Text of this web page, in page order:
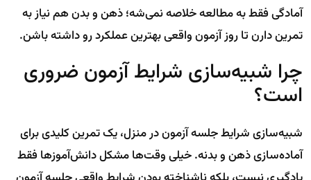
آمادگی فقط به مطالعه خلاصه نمی‌شه؛ ذهن و بدن هم نیاز به
تمرین دارن تا روز آزمون واقعی بهترین عملکرد رو داشته باشن.
چرا شبیه‌سازی شرایط آزمون ضروری
است؟
شبیه‌سازی شرایط جلسه آزمون در منزل، یک تمرین کلیدی برای
آماده‌سازی ذهن و بدنه. خیلی وقت‌ها مشکل دانش‌آموزها فقط